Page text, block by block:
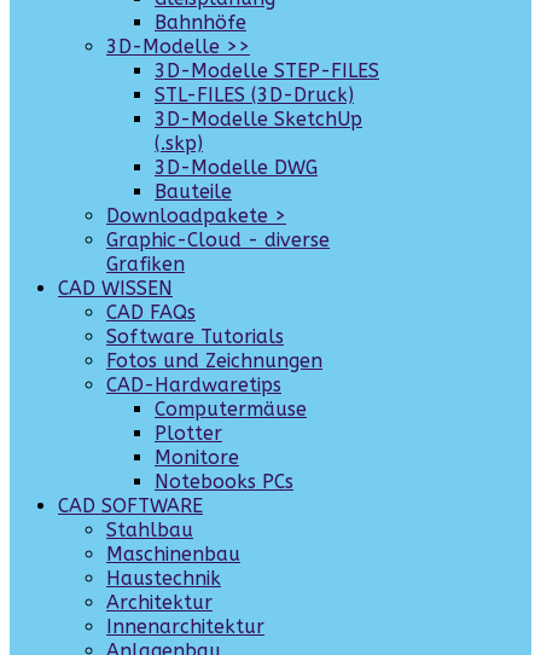
Bahnhöfe
3D-Modelle >>
3D-Modelle STEP-FILES
STL-FILES (3D-Druck)
3D-Modelle SketchUp
(.skp)
3D-Modelle DWG
Bauteile
Downloadpakete >
Graphic-Cloud - diverse
Grafiken
CAD WISSEN
CAD FAQs
Software Tutorials
Fotos und Zeichnungen
CAD-Hardwaretips
Computermäuse
Plotter
Monitore
Notebooks PCs
CAD SOFTWARE
Stahlbau
Maschinenbau
Haustechnik
Architektur
Innenarchitektur